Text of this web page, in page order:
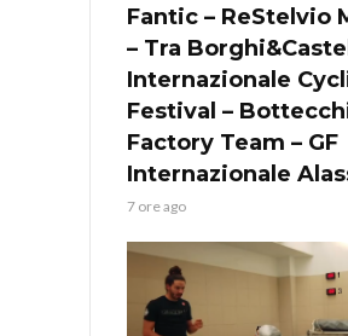
Fantic – ReStelvio
– Tra
Internazionale
Festival –
Factory Team – GF
Internazionale
7 ore ago